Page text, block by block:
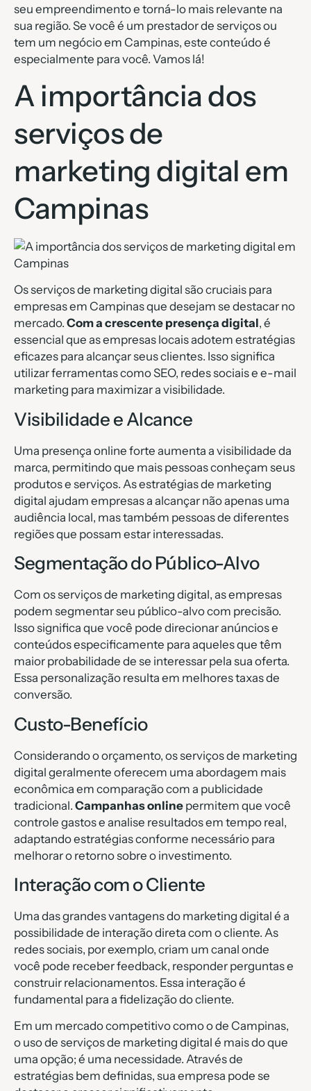
seu empreendimento e torná-lo mais relevante na
sua região. Se você é um prestador de serviços ou
tem um negócio em Campinas, este conteúdo é
especialmente para você. Vamos lá!
A importância dos
serviços de
marketing digital em
Campinas
Os serviços de marketing digital são cruciais para
empresas em Campinas que desejam se destacar no
mercado. Com a crescente presença digital, é
essencial que as empresas locais adotem estratégias
eficazes para alcançar seus clientes. Isso significa
utilizar ferramentas como SEO, redes sociais e e-mail
marketing para maximizar a visibilidade.
Visibilidade e Alcance
Uma presença online forte aumenta a visibilidade da
marca, permitindo que mais pessoas conheçam seus
produtos e serviços. As estratégias de marketing
digital ajudam empresas a alcançar não apenas uma
audiência local, mas também pessoas de diferentes
regiões que possam estar interessadas.
Segmentação do Público-Alvo
Com os serviços de marketing digital, as empresas
podem segmentar seu público-alvo com precisão.
Isso significa que você pode direcionar anúncios e
conteúdos especificamente para aqueles que têm
maior probabilidade de se interessar pela sua oferta.
Essa personalização resulta em melhores taxas de
conversão.
Custo-Benefício
Considerando o orçamento, os serviços de marketing
digital geralmente oferecem uma abordagem mais
econômica em comparação com a publicidade
tradicional. Campanhas online permitem que você
controle gastos e analise resultados em tempo real,
adaptando estratégias conforme necessário para
melhorar o retorno sobre o investimento.
Interação com o Cliente
Uma das grandes vantagens do marketing digital é a
possibilidade de interação direta com o cliente. As
redes sociais, por exemplo, criam um canal onde
você pode receber feedback, responder perguntas e
construir relacionamentos. Essa interação é
fundamental para a fidelização do cliente.
Em um mercado competitivo como o de Campinas,
o uso de serviços de marketing digital é mais do que
uma opção; é uma necessidade. Através de
estratégias bem definidas, sua empresa pode se